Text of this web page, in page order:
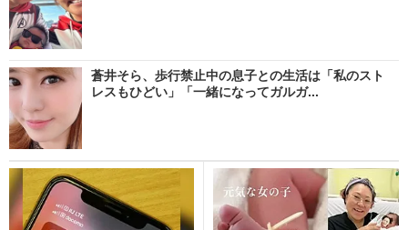
蒼井そら、歩行禁止中の息子との生活は「私のスト
レスもひどい」「一緒になってガルガ...